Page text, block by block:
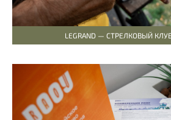
LEGRAND — СТРЕЛКОВЫЙ